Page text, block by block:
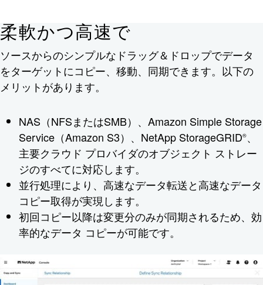
柔軟かつ高速で
ソースからのシンプルなドラッグ＆ドロップでデータ
をターゲットにコピー、移動、同期できます。以下の
メリットがあります。
NAS（NFSまたはSMB）、Amazon Simple Storage
Service（Amazon S3）、NetApp StorageGRID®、
主要クラウド プロバイダのオブジェクト ストレー
ジのすべてに対応します。
並行処理により、高速なデータ転送と高速なデータ
コピー取得が実現します。
初回コピー以降は変更分のみが同期されるため、効
率的なデータ コピーが可能です。